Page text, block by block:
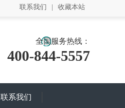
联系我们 收藏本站
全国服务热线：
400-844-5557
联系我们